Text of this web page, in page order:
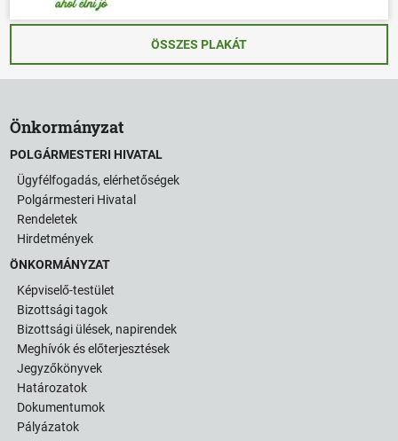
ÖSSZES PLAKÁT
Önkormányzat
POLGÁRMESTERI HIVATAL
Ügyfélfogadás, elérhetőségek
Polgármesteri Hivatal
Rendeletek
Hirdetmények
ÖNKORMÁNYZAT
Képviselő-testület
Bizottsági tagok
Bizottsági ülések, napirendek
Meghívók és előterjesztések
Jegyzőkönyvek
Határozatok
Dokumentumok
Pályázatok